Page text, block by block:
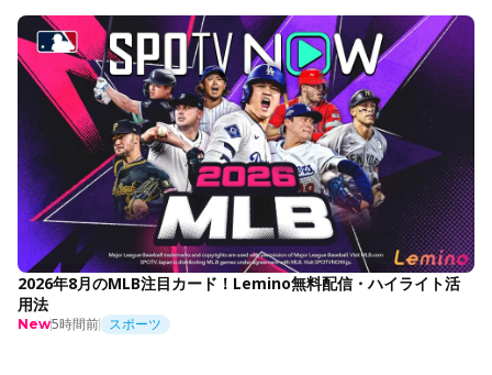
2026年8月のMLB注目カード！Lemino無料配信・ハイライト活
用法
New5時間前 スポーツ